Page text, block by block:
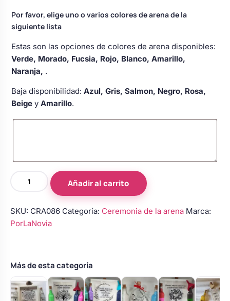
Por favor, elige uno o varios colores de arena de la
siguiente lista
Estas son las opciones de colores de arena disponibles:
Verde, Morado, Fucsia, Rojo, Blanco, Amarillo,
Naranja, .
Baja disponibilidad: Azul, Gris, Salmon, Negro, Rosa,
Beige y Amarillo.
la
Arena
de
cantidad
Añadir al carrito
SKU: CRA086 Categoría: Ceremonia de la arena Marca:
PorLaNovia
Más de esta categoría